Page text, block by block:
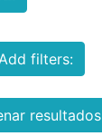
filters:
resultados